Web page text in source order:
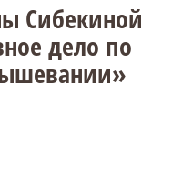
Сибекиной
дело по